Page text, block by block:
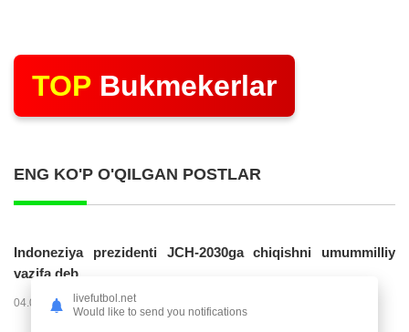
TOP Bukmekerlar
ENG KO'P O'QILGAN POSTLAR
Indoneziya prezidenti JCH-2030ga chiqishni umummilliy
vazifa deb...
04.08.2026 02:11 14286
livefutbol.net
Would like to send you notifications